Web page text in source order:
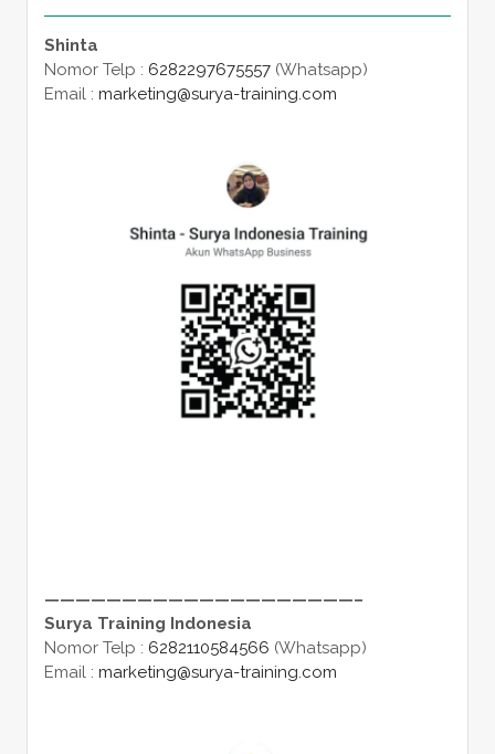
Shinta
Nomor Telp : 6282297675557(Whatsapp)
Email : marketing@surya-training.com
————————————————————–
Surya Training Indonesia
Nomor Telp : 6282110584566 (Whatsapp)
Email : marketing@surya-training.com